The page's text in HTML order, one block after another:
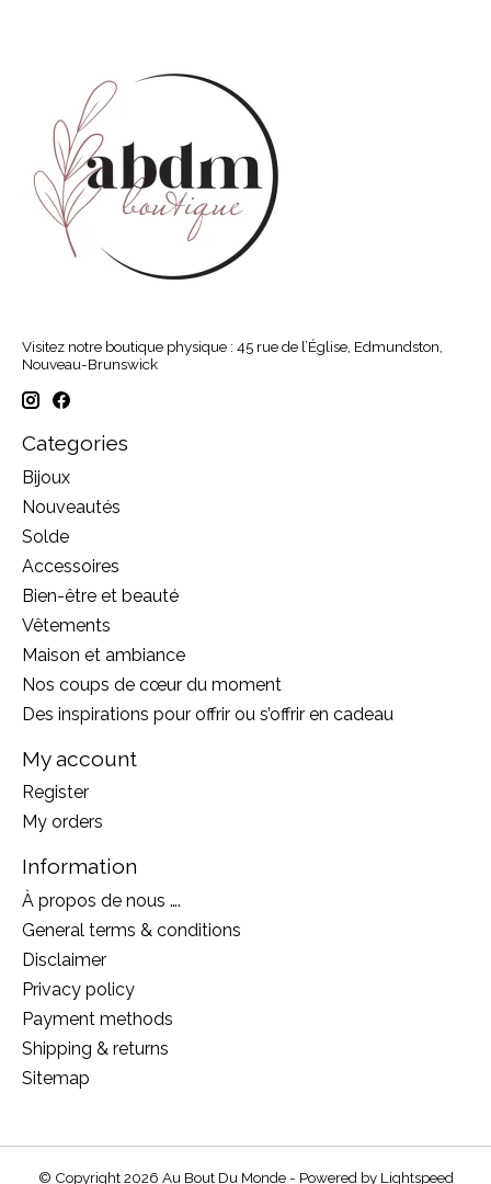
Visitez notre boutique physique : 45 rue de l’Église, Edmundston,
Nouveau-Brunswick
Categories
Bijoux
Nouveautés
Solde
Accessoires
Bien-être et beauté
Vêtements
Maison et ambiance
Nos coups de cœur du moment
Des inspirations pour offrir ou s’offrir en cadeau
My account
Register
My orders
Information
À propos de nous ….
General terms & conditions
Disclaimer
Privacy policy
Payment methods
Shipping & returns
Sitemap
© Copyright 2026 Au Bout Du Monde - Powered by Lightspeed